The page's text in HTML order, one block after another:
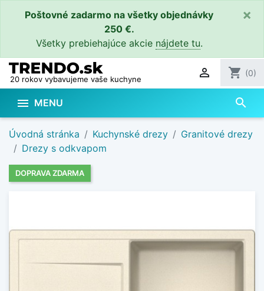
Poštovné zadarmo na všetky objednávky
250 €.
Všetky prebiehajúce akcie nájdete tu.
×
20 rokov vybavujeme vaše kuchyne  shopping_cart (0)
 MENU search
Úvodná stránka Kuchynské drezy
Granitové drezy
Drezy s odkvapom
DOPRAVA ZDARMA